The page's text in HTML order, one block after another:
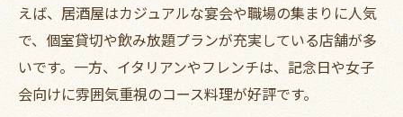
えば、居酒屋はカジュアルな宴会や職場の集まりに人気
で、個室貸切や飲み放題プランが充実している店舗が多
いです。一方、イタリアンやフレンチは、記念日や女子
会向けに雰囲気重視のコース料理が好評です。